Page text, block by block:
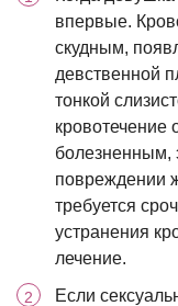
впервые.
скудным,
девственной
тонкой
кровотечение
болезненным,
повреждении
требуется
устранения
лечение.
Если